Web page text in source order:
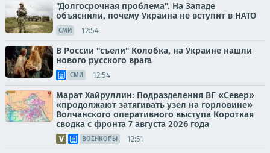
"Долгосрочная проблема". На Западе
объяснили, почему Украина не вступит в НАТО
СМИ 12:54
В России "съели" Колобка, на Украине нашли
нового русского врага
СМИ 12:54
Марат Хайруллин: Подразделения ВГ «Север»
«продолжают затягивать узел на горловине»
Волчанского оперативного выступа Короткая
сводка с фронта 7 августа 2026 года
ВОЕНКОРЫ 12:51